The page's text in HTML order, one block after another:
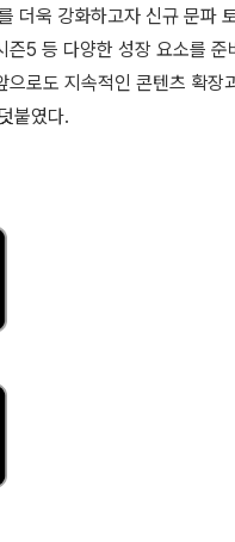
더욱 강화하고자 신규 문파
5 등 다양한 성장 요소를 준
로도 지속적인 콘텐츠 확장
붙였다.